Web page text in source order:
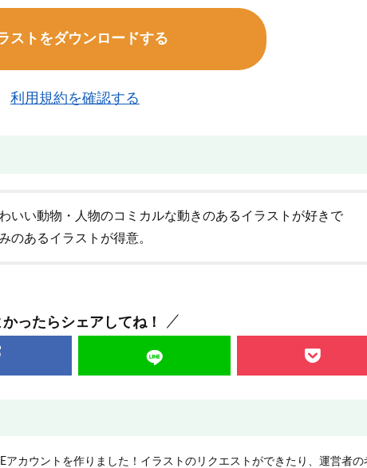
ストをダウンロードする
利用規約を確認する
いい動物・人物のコミカルな動きのあるイラストが好きで
のあるイラストが得意。
かったらシェアしてね！
カウントを作りました！イラストのリクエストができたり、運営者の